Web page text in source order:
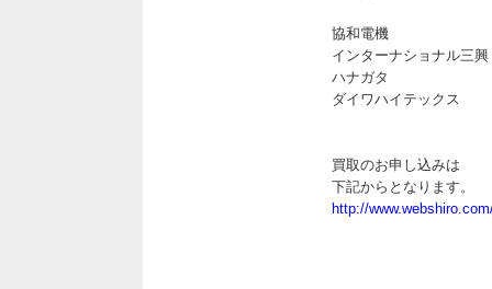
協和電機
インターナショナル三興
ハナガタ
ダイワハイテックス
買取のお申し込みは
下記からとなります。
http://